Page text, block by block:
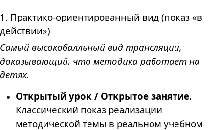
1. Практико-ориентированный вид (показ «в
действии»)
Самый высокобалльный вид трансляции,
доказывающий, что методика работает на
детях.
Открытый урок / Открытое занятие.
Классический показ реализации
методической темы в реальном учебном